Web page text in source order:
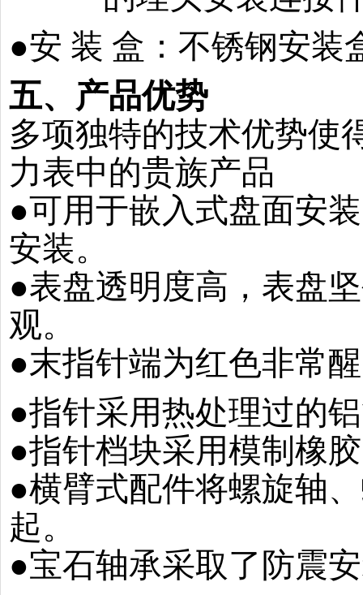
●安 装 盒：不锈钢安装
五、产品优势
多项独特的技术优势使
力表中的贵族产品
●可用于嵌入式盘面安
安装。
●表盘透明度高，表盘
观。
●末指针端为红色非常
●指针采用热处理过的
●指针档块采用模制橡
●横臂式配件将螺旋轴
起。
●宝石轴承采取了防震